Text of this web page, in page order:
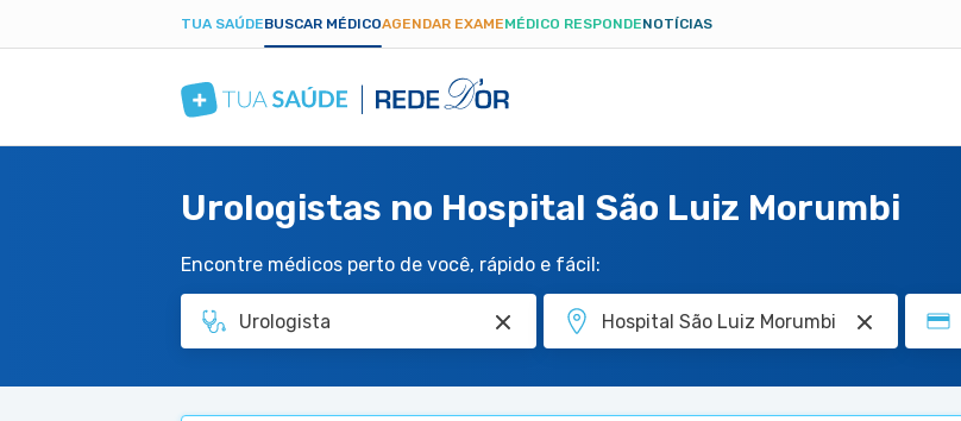
TUA SAÚDEBUSCAR MÉDICOAGENDAR EXAMEMÉDICO RESPONDENOTÍCIAS
Urologistas no Hospital São Luiz Morumbi
Encontre médicos perto de você, rápido e fácil: